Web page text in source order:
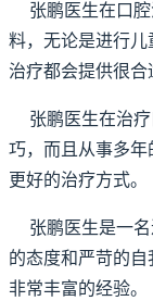
张鹏医生在口
料，无论是进行
治疗都会提供很合
张鹏医生在治
巧，而且从事多年
更好的治疗方式。
张鹏医生是一
的态度和严苛的
非常丰富的经验。